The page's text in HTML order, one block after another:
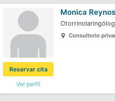
Ver perfil
Reservar cita
Monica
Consultorio